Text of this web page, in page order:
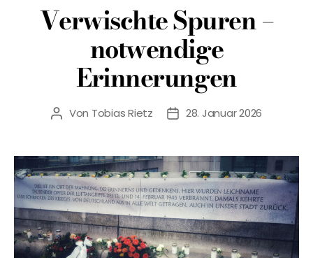
Verwischte Spuren –
notwendige
Erinnerungen
Beitragsautor
Von Tobias Rietz Veröffentlichungsdatum
28. Januar 2026